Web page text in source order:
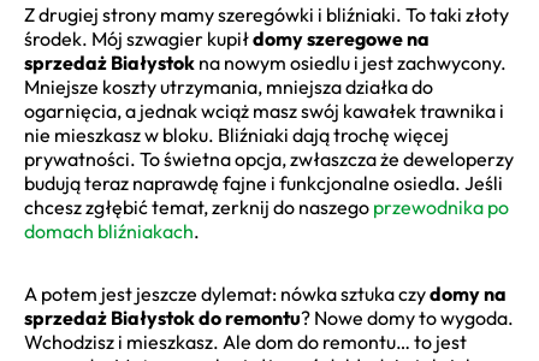
Z drugiej strony mamy szeregówki i bliźniaki. To taki złoty
środek. Mój szwagier kupiłdomy szeregowe na
sprzedaż Białystok na nowym osiedlu i jest zachwycony.
Mniejsze koszty utrzymania, mniejsza działka do
ogarnięcia, a jednak wciąż masz swój kawałek trawnika i
nie mieszkasz w bloku. Bliźniaki dają trochę więcej
prywatności. To świetna opcja, zwłaszcza że deweloperzy
budują teraz naprawdę fajne i funkcjonalne osiedla. Jeśli
chcesz zgłębić temat, zerknij do naszego przewodnika po
domach bliźniakach.
A potem jest jeszcze dylemat: nówka sztuka czydomy na
sprzedaż Białystok do remontu? Nowe domy to wygoda.
Wchodzisz i mieszkasz. Ale dom do remontu… to jest